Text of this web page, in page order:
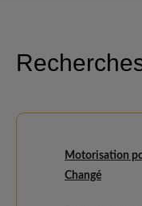
Motorisation
Changé